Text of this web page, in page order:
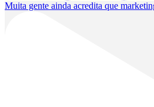
Muita gente ainda acredita que